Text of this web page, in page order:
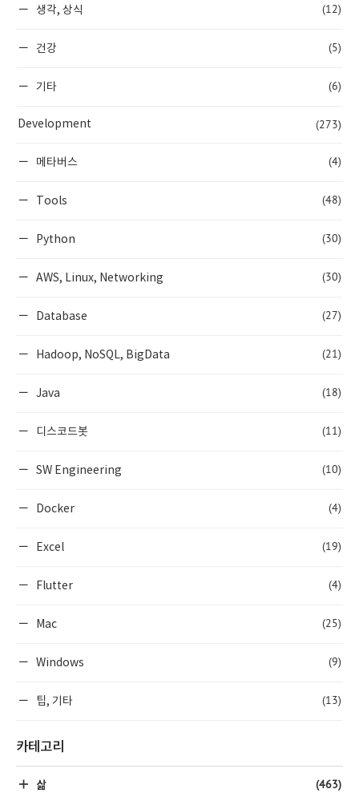
생각, 상식 (12)
건강 (5)
기타 (6)
Development (273)
메타버스 (4)
Tools (48)
Python (30)
AWS, Linux, Networking (30)
Database (27)
Hadoop, NoSQL, BigData (21)
Java (18)
디스코드봇 (11)
SW Engineering (10)
Docker (4)
Excel (19)
Flutter (4)
Mac (25)
Windows (9)
팁, 기타 (13)
카테고리
삶 (463)